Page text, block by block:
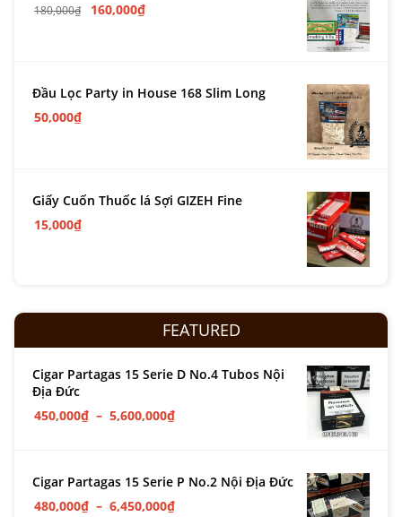
180,000₫ 160,000₫
Đầu Lọc Party in House 168 Slim Long
50,000₫
Giấy Cuốn Thuốc lá Sợi GIZEH Fine
15,000₫
FEATURED
Cigar Partagas 15 Serie D No.4 Tubos Nội
Địa Đức
450,000₫ – 5,600,000₫
Cigar Partagas 15 Serie P No.2 Nội Địa Đức
480,000₫ – 6,450,000₫